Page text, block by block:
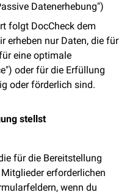
Datenerhebung")
folgt DocCheck dem
erheben nur Daten, die für
eine optimale
oder für die Erfüllung
oder förderlich sind.
stellst
für die Bereitstellung
erforderlichen
wenn du